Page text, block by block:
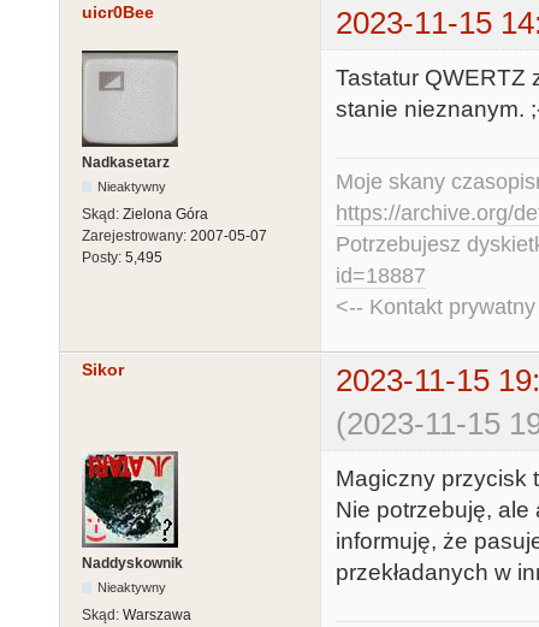
uicr0Bee 2023-11-15
Nadkasetarz
Nieaktywny
Skąd: Zielona Góra
Zarejestrowany: 2007-05-07
Posty: 5,495
Tastatur QWERTZ
stanie nieznanym.
Moje skany
https://archive.org/
Potrzebujesz
id=18887
<-- Kontakt
Sikor
2023-11-15
(2023-11-15
Naddyskownik
Nieaktywny
Skąd: Warszawa
Magiczny przycisk
Nie potrzebuję, ale
informuję, że
przekładanych w